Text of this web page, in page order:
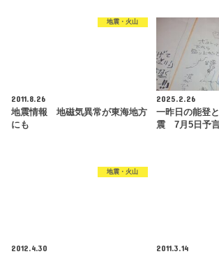
地震・火山
2011.8.26
地震情報 地磁気異常が東海地方
にも
2025.2.26
一昨日の能登
震 7月5日予
地震・火山
2012.4.30
2011.3.14